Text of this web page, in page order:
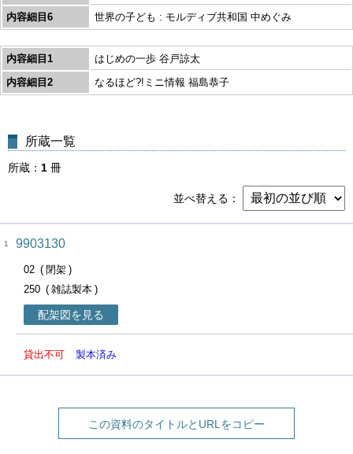
内容細目6
世界の子ども : モルディブ共和国 中めぐみ
内容細目1
はじめの一歩 谷戸諒太
内容細目2
なるほど?!ミニ情報 福島恭子
所蔵一覧
所蔵 1 冊
並べ替える
1 9903130
02
閉架
250
雑誌製本
配架図を見る
貸出不可 製本済み
この資料のタイトルとURLをコピー